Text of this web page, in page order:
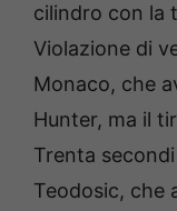
cilindro con la
Violazione di
Monaco, che
Hunter, ma il
Trenta
Teodosic, che